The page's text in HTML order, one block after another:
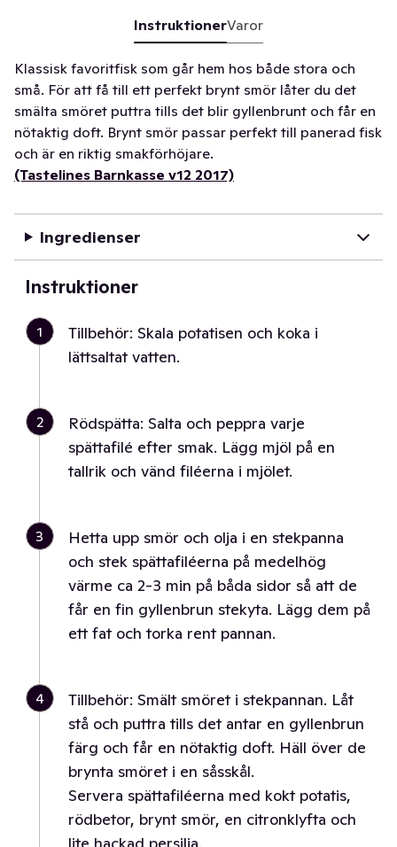
InstruktionerVaror
Klassisk favoritfisk som går hem hos både stora och
små. För att få till ett perfekt brynt smör låter du det
smälta smöret puttra tills det blir gyllenbrunt och får en
nötaktig doft. Brynt smör passar perfekt till panerad fisk
och är en riktig smakförhöjare.
(Tastelines Barnkasse v12 2017)
Ingredienser
Instruktioner
1
Tillbehör: Skala potatisen och koka i
lättsaltat vatten.
2
Rödspätta: Salta och peppra varje
spättafilé efter smak. Lägg mjöl på en
tallrik och vänd filéerna i mjölet.
3
Hetta upp smör och olja i en stekpanna
och stek spättafiléerna på medelhög
värme ca 2-3 min på båda sidor så att de
får en fin gyllenbrun stekyta. Lägg dem på
ett fat och torka rent pannan.
4
Tillbehör: Smält smöret i stekpannan. Låt
stå och puttra tills det antar en gyllenbrun
färg och får en nötaktig doft. Häll över de
brynta smöret i en såsskål.
Servera spättafiléerna med kokt potatis,
rödbetor, brynt smör, en citronklyfta och